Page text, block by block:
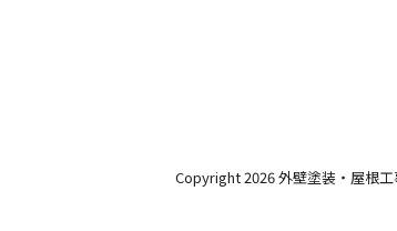
Copyright 2026 外壁塗装・屋根